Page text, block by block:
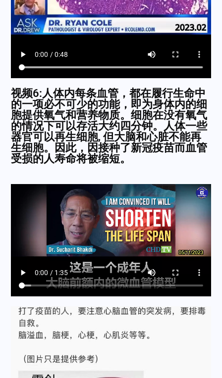
视频6:人体内每条血管，都在履行生命中
的一项必不可少的功能，即为身体内的细
胞提供氧气和营养物质。细胞在没有氧气
的情况下可以存活大约四分钟。人体一些
器官可以再生细胞, 但大脑和心脏不能再
生细胞。因此，因接种了新冠疫苗而血管
受损的人寿命将被缩短。